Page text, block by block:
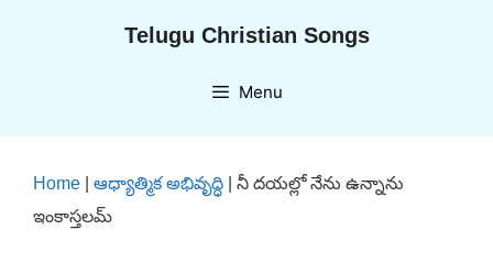
Telugu Christian Songs
Menu
Home ఆధ్యాత్మిక అభివృద్ధి
నీ దయల్లో నేను ఉన్నాను
ఇంకాస్తలమ్